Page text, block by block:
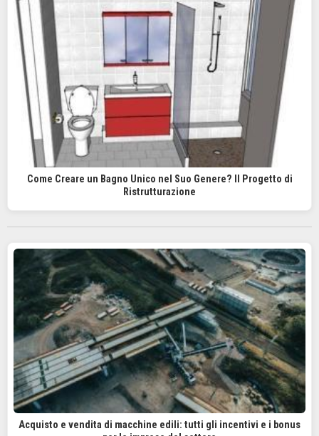
Come Creare un Bagno Unico nel Suo Genere? Il Progetto di
Ristrutturazione
Acquisto e vendita di macchine edili: tutti gli incentivi e i bonus